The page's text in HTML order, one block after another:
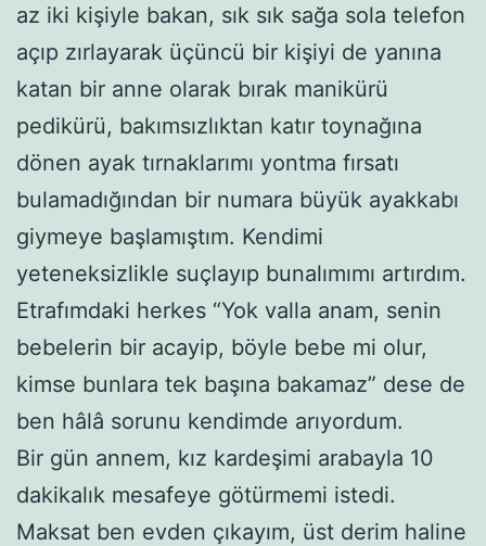
az iki kişiyle bakan, sık sık sağa sola telefon
açıp zırlayarak üçüncü bir kişiyi de yanına
katan bir anne olarak bırak manikürü
pedikürü, bakımsızlıktan katır toynağına
dönen ayak tırnaklarımı yontma fırsatı
bulamadığından bir numara büyük ayakkabı
giymeye başlamıştım. Kendimi
yeteneksizlikle suçlayıp bunalımımı artırdım.
Etrafımdaki herkes “Yok valla anam, senin
bebelerin bir acayip, böyle bebe mi olur,
kimse bunlara tek başına bakamaz” dese de
ben hâlâ sorunu kendimde arıyordum.
Bir gün annem, kız kardeşimi arabayla 10
dakikalık mesafeye götürmemi istedi.
Maksat ben evden çıkayım, üst derim haline